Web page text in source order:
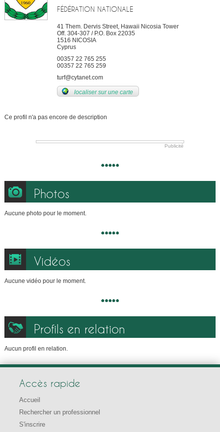
FÉDÉRATION NATIONALE
41 Them. Dervis Street, Hawaii Nicosia Tower
Off. 304-307 / P.O. Box 22035
1516 NICOSIA
Cyprus
00357 22 765 255
00357 22 765 259
turf@cytanet.com
localiser sur une carte
Ce profil n'a pas encore de description
Publicité
Photos
Aucune photo pour le moment.
Vidéos
Aucune vidéo pour le moment.
Profils en relation
Aucun profil en relation.
Accès rapide
Accueil
Rechercher un professionnel
S'inscrire